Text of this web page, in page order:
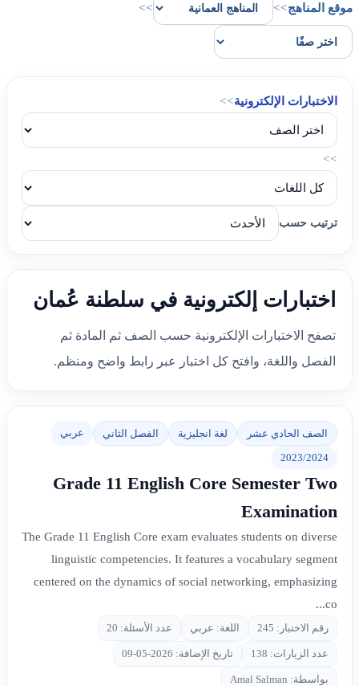
موقع المناهج>>
>>
الاختبارات الإلكترونية>>
>>
ترتيب حسب
اختبارات إلكترونية في سلطنة عُمان
تصفح الاختبارات الإلكترونية حسب الصف ثم المادة ثم
الفصل واللغة، وافتح كل اختبار عبر رابط واضح ومنظم.
الصف الحادي عشر لغة انجليزية الفصل الثاني عربي
2023/2024
Grade 11 English Core Semester Two
Examination
The Grade 11 English Core exam evaluates students on diverse
linguistic competencies. It features a vocabulary segment
centered on the dynamics of social networking, emphasizing
co...
رقم الاختبار: 245 اللغة: عربي عدد الأسئلة: 20
عدد الزيارات: 138 تاريخ الإضافة: 2026-05-09
بواسطة: Amal Salman